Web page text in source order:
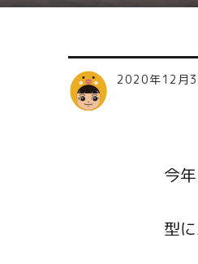
2020年12月3
今
型